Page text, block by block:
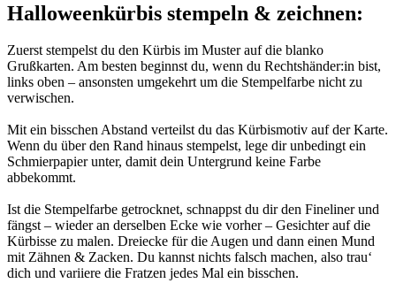
Halloweenkürbis stempeln & zeichnen:
Zuerst stempelst du den Kürbis im Muster auf die blanko
Grußkarten. Am besten beginnst du, wenn du Rechtshänder:in bist,
links oben – ansonsten umgekehrt um die Stempelfarbe nicht zu
verwischen.
Mit ein bisschen Abstand verteilst du das Kürbismotiv auf der Karte.
Wenn du über den Rand hinaus stempelst, lege dir unbedingt ein
Schmierpapier unter, damit dein Untergrund keine Farbe
abbekommt.
Ist die Stempelfarbe getrocknet, schnappst du dir den Fineliner und
fängst – wieder an derselben Ecke wie vorher – Gesichter auf die
Kürbisse zu malen. Dreiecke für die Augen und dann einen Mund
mit Zähnen & Zacken. Du kannst nichts falsch machen, also trau‘
dich und variiere die Fratzen jedes Mal ein bisschen.